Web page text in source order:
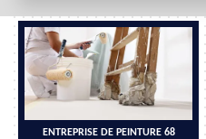
ENTREPRISE DE PEINTURE 68